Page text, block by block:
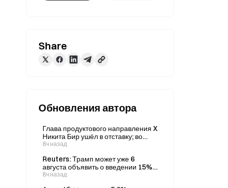
Share
Обновления автора
Глава продуктового направления X
Никита Бир ушёл в отставку; во
время его пребывания на этом
Никиту Бира в ограничении
публикаций.
8ч назад
Reuters: Трамп может уже 6
августа объявить о введении 15%-
ной пошлины на поликремний и
8ч назад